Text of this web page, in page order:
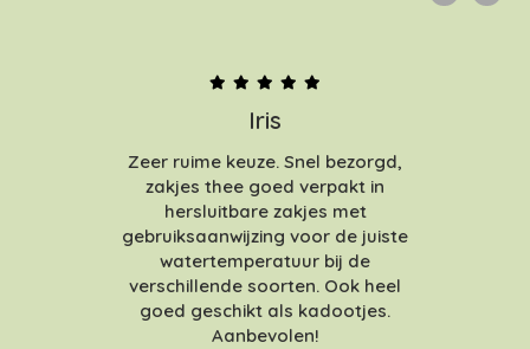
Iris
Zeer ruime keuze. Snel bezorgd,
zakjes thee goed verpakt in
hersluitbare zakjes met
gebruiksaanwijzing voor de juiste
watertemperatuur bij de
verschillende soorten. Ook heel
goed geschikt als kadootjes.
Aanbevolen!